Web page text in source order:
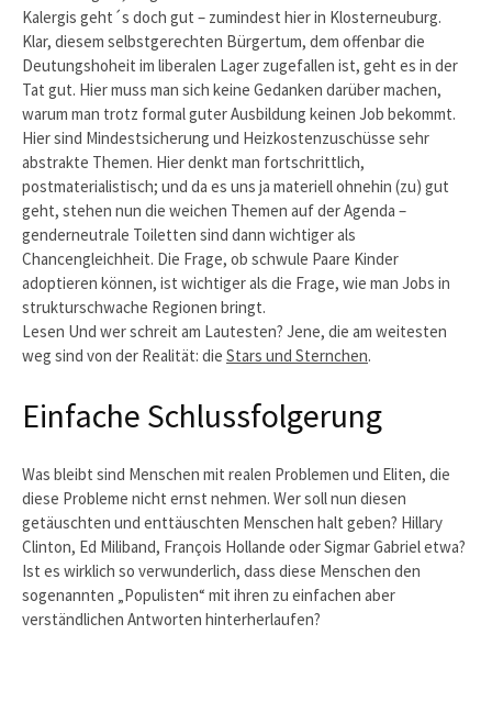
Kalergis geht´s doch gut – zumindest hier in Klosterneuburg.
Klar, diesem selbstgerechten Bürgertum, dem offenbar die
Deutungshoheit im liberalen Lager zugefallen ist, geht es in der
Tat gut. Hier muss man sich keine Gedanken darüber machen,
warum man trotz formal guter Ausbildung keinen Job bekommt.
Hier sind Mindestsicherung und Heizkostenzuschüsse sehr
abstrakte Themen. Hier denkt man fortschrittlich,
postmaterialistisch; und da es uns ja materiell ohnehin (zu) gut
geht, stehen nun die weichen Themen auf der Agenda –
genderneutrale Toiletten sind dann wichtiger als
Chancengleichheit. Die Frage, ob schwule Paare Kinder
adoptieren können, ist wichtiger als die Frage, wie man Jobs in
strukturschwache Regionen bringt.
Lesen Und wer schreit am Lautesten? Jene, die am weitesten
weg sind von der Realität: die Stars und Sternchen.
Einfache Schlussfolgerung
Was bleibt sind Menschen mit realen Problemen und Eliten, die
diese Probleme nicht ernst nehmen. Wer soll nun diesen
getäuschten und enttäuschten Menschen halt geben? Hillary
Clinton, Ed Miliband, François Hollande oder Sigmar Gabriel etwa?
Ist es wirklich so verwunderlich, dass diese Menschen den
sogenannten „Populisten“ mit ihren zu einfachen aber
verständlichen Antworten hinterherlaufen?